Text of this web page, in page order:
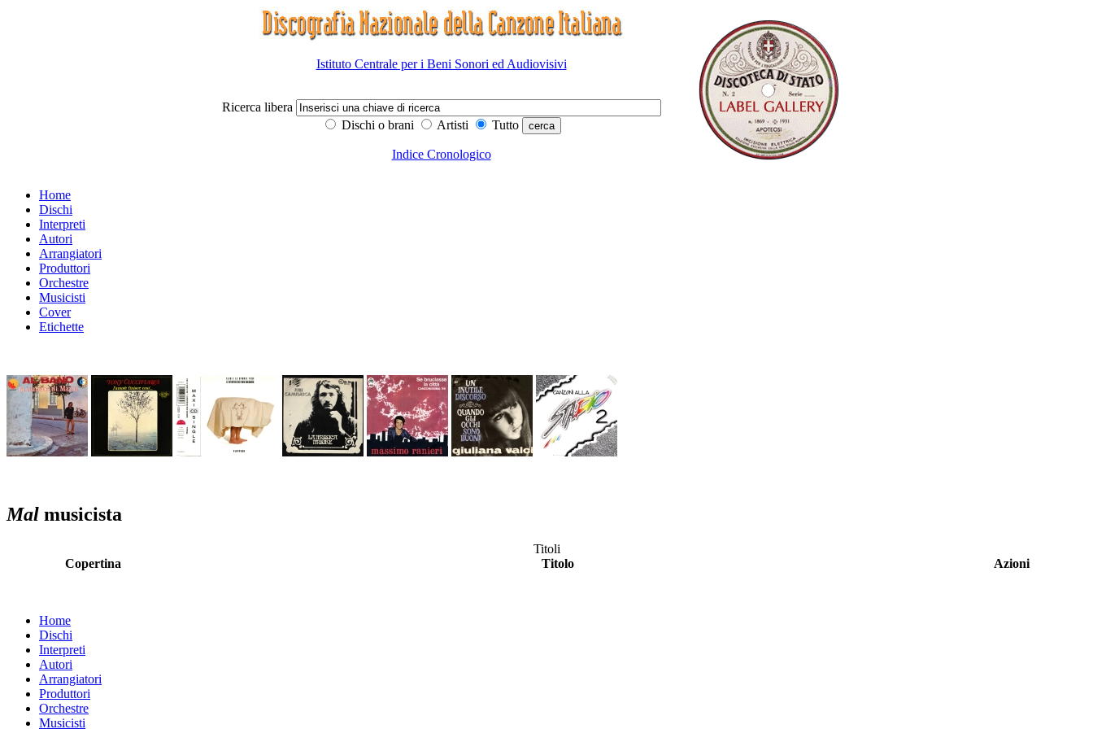
Istituto Centrale per i Beni Sonori ed Audiovisivi
Ricerca libera
Dischi o brani
Artisti Tutto
Indice Cronologico
Home
Dischi
Interpreti
Autori
Arrangiatori
Produttori
Orchestre
Musicisti
Cover
Etichette
Mal musicista
Titoli
Copertina
Titolo Azioni
Home
Dischi
Interpreti
Autori
Arrangiatori
Produttori
Orchestre
Musicisti